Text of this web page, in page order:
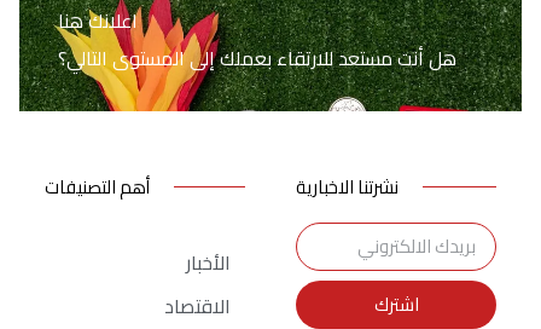
اعلانك هنا
هل أنت مستعد للارتقاء بعملك إلى المستوى التالي؟
نشرتنا الاخبارية
اشترك
أهم التصنيفات
الأخبار
الاقتصاد